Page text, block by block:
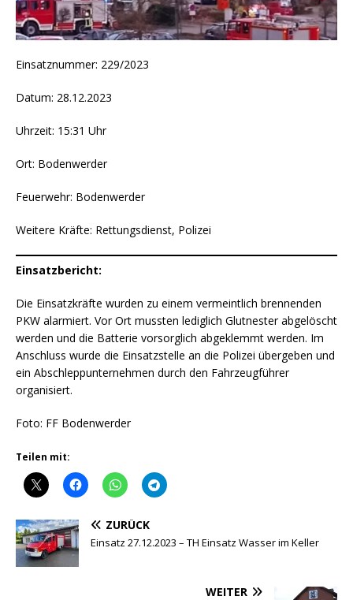
Einsatznummer: 229/2023
Datum: 28.12.2023
Uhrzeit: 15:31 Uhr
Ort: Bodenwerder
Feuerwehr: Bodenwerder
Weitere Kräfte: Rettungsdienst, Polizei
Einsatzbericht:
Die Einsatzkräfte wurden zu einem vermeintlich brennenden
PKW alarmiert. Vor Ort mussten lediglich Glutnester abgelöscht
werden und die Batterie vorsorglich abgeklemmt werden. Im
Anschluss wurde die Einsatzstelle an die Polizei übergeben und
ein Abschleppunternehmen durch den Fahrzeugführer
organisiert.
Foto: FF Bodenwerder
Teilen mit:
ZURÜCK
Einsatz 27.12.2023 – TH Einsatz Wasser im Keller
WEITER